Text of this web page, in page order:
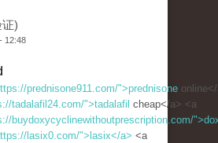
)
12:48
prednisone911.com/">prednisone
tadalafil24.com/">tadalafil cheap</a> <a
buydoxycyclinewithoutprescription.com/
lasix0.com/">lasix</a> <a